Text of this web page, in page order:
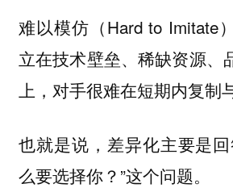
难以模仿（Hard to Imitate
立在技术壁垒、稀缺资源、
上，对手很难在短期内复制
也就是说，差异化主要是
么要选择你？”这个问题。